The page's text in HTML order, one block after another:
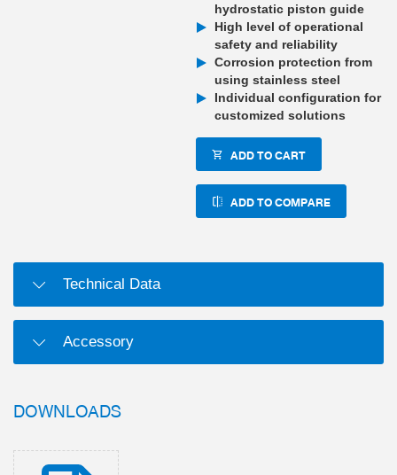
hydrostatic piston guide
High level of operational
safety and reliability
Corrosion protection from
using stainless steel
Individual configuration for
customized solutions
ADD TO CART
ADD TO COMPARE
Technical Data
Accessory
DOWNLOADS